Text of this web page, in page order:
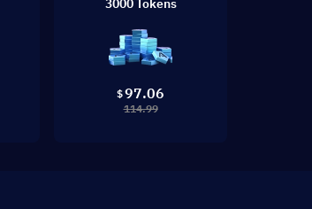
3000 Tokens
$97.06
114.99